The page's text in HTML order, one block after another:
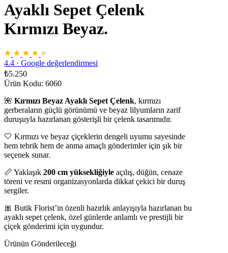
Ayaklı Sepet Çelenk
Kırmızı Beyaz.
4.4 · Google değerlendirmesi
₺5.250
Ürün Kodu: 6060
🌺 Kırmızı Beyaz Ayaklı Sepet Çelenk, kırmızı
gerberaların güçlü görünümü ve beyaz lilyumların zarif
duruşuyla hazırlanan gösterişli bir çelenk tasarımıdır.
🤍 Kırmızı ve beyaz çiçeklerin dengeli uyumu sayesinde
hem tebrik hem de anma amaçlı gönderimler için şık bir
seçenek sunar.
📏 Yaklaşık 200 cm yüksekliğiyle açılış, düğün, cenaze
töreni ve resmi organizasyonlarda dikkat çekici bir duruş
sergiler.
🎀 Butik Florist’in özenli hazırlık anlayışıyla hazırlanan bu
ayaklı sepet çelenk, özel günlerde anlamlı ve prestijli bir
çiçek gönderimi için uygundur.
Ürünün Gönderileceği